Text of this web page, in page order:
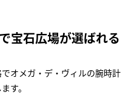
宝石広場が選ばれる
オメガ・デ・ヴィルの腕時計
す。